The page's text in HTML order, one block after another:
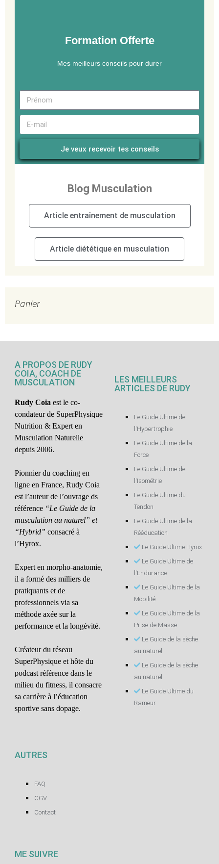
Formation Offerte
Mes meilleurs conseils pour durer
Je veux recevoir tes conseils
Blog Musculation
Article entraînement de musculation
Article diététique en musculation
Panier
A PROPOS DE RUDY
COIA, COACH DE
MUSCULATION
Rudy Coia est le co-
condateur de SuperPhysique
Nutrition & Expert en
Musculation Naturelle
depuis 2006.
Pionnier du coaching en
ligne en France, Rudy Coia
est l’auteur de l’ouvrage ds
référence “Le Guide de la
musculation au naturel” et
“Hybrid” consacré à
l’Hyrox.
Expert en morpho-anatomie,
il a formé des milliers de
pratiquants et de
professionnels via sa
méthode axée sur la
performance et la longévité.
Créateur du réseau
SuperPhysique et hôte du
podcast référence dans le
milieu du fitness, il consacre
sa carrière à l’éducation
sportive sans dopage.
LES MEILLEURS
ARTICLES DE RUDY
Le Guide Ultime de
l'Hypertrophie
Le Guide Ultime de la
Force
Le Guide Ultime de
l'Isométrie
Le Guide Ultime du
Tendon
Le Guide Ultime de la
Rééducation
Le Guide Ultime Hyrox
Le Guide Ultime de
l'Endurance
Le Guide Ultime de la
Mobilité
Le Guide Ultime de la
Prise de Masse
Le Guide de la sèche
au naturel
Le Guide de la sèche
au naturel
Le Guide Ultime du
Rameur
AUTRES
FAQ
CGV
Contact
ME SUIVRE